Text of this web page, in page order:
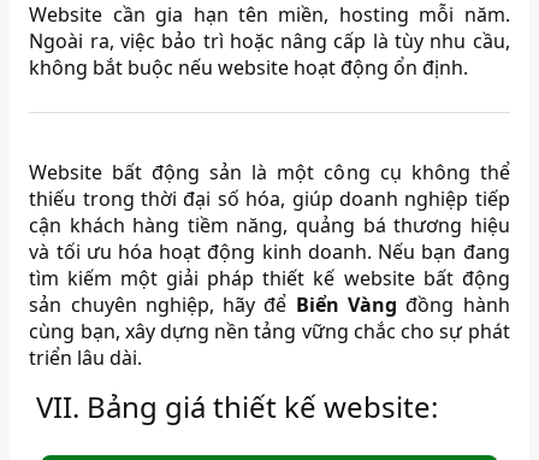
Website cần gia hạn tên miền, hosting mỗi năm.
Ngoài ra, việc bảo trì hoặc nâng cấp là tùy nhu cầu,
không bắt buộc nếu website hoạt động ổn định.
Website bất động sản là một công cụ không thể
thiếu trong thời đại số hóa, giúp doanh nghiệp tiếp
cận khách hàng tiềm năng, quảng bá thương hiệu
và tối ưu hóa hoạt động kinh doanh. Nếu bạn đang
tìm kiếm một giải pháp thiết kế website bất động
sản chuyên nghiệp, hãy để Biển Vàng đồng hành
cùng bạn, xây dựng nền tảng vững chắc cho sự phát
triển lâu dài.
VII. Bảng giá thiết kế website: